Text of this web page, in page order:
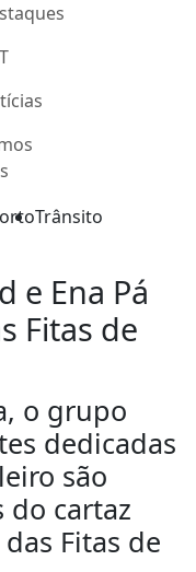
Trânsito
e Ena Pá
Fitas de
o grupo
dedicadas
são
do cartaz
Fitas de